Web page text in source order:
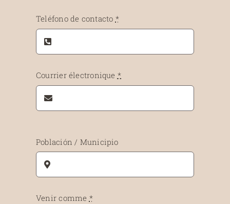
Teléfono de contacto *
Courrier électronique *
Población / Municipio
Venir comme *